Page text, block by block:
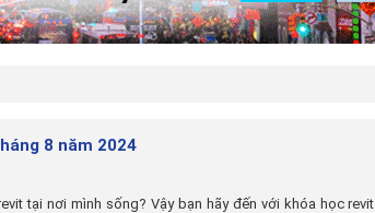
8 năm 2024
tại nơi mình sống? Vậy bạn hãy đến với khóa học revit